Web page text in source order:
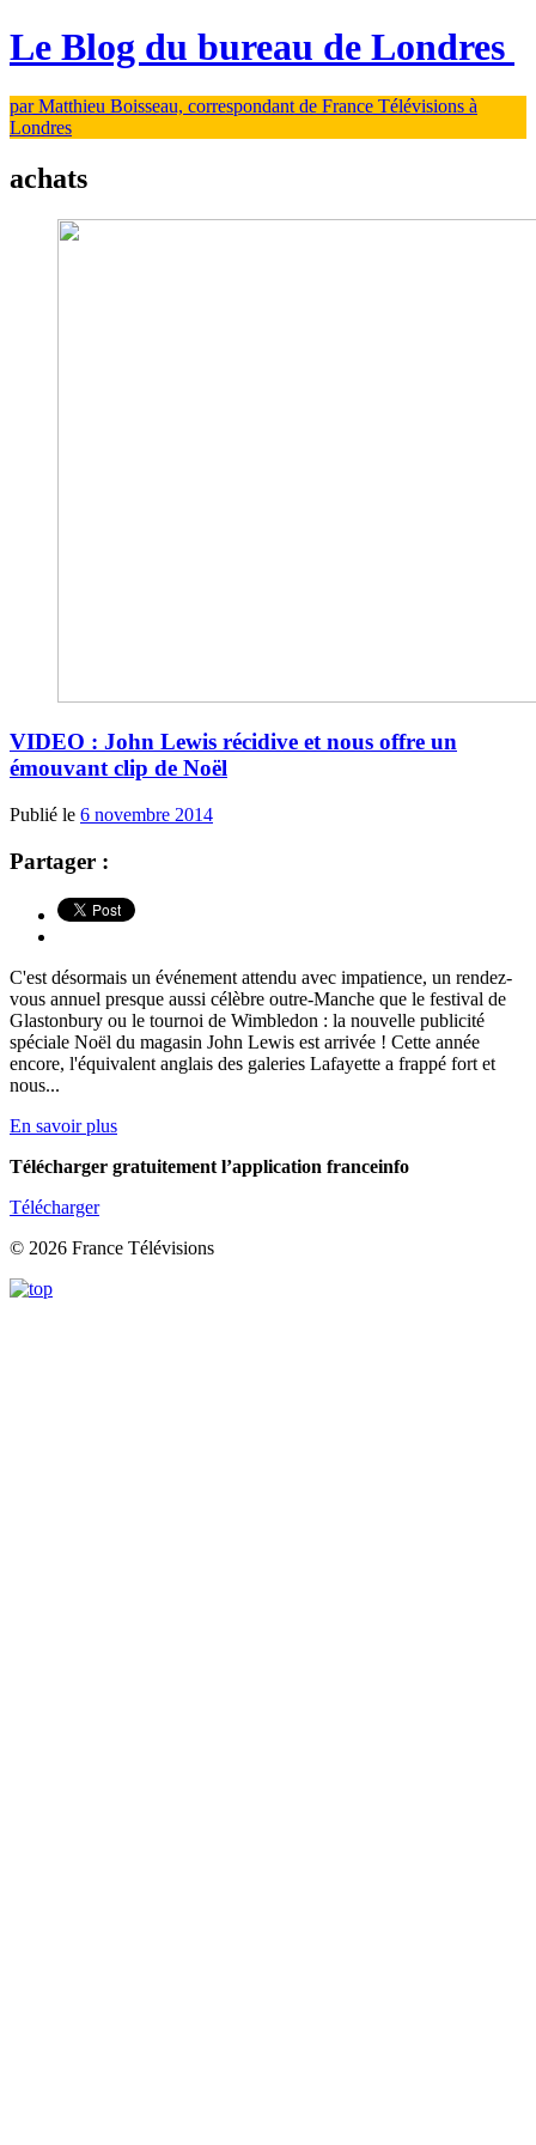
Le Blog du bureau de Londres
par Matthieu Boisseau, correspondant de France Télévisions à
Londres
achats
VIDEO : John Lewis récidive et nous offre un
émouvant clip de Noël
Publié le 6 novembre 2014
Partager :
C'est désormais un événement attendu avec impatience, un rendez-
vous annuel presque aussi célèbre outre-Manche que le festival de
Glastonbury ou le tournoi de Wimbledon : la nouvelle publicité
spéciale Noël du magasin John Lewis est arrivée ! Cette année
encore, l'équivalent anglais des galeries Lafayette a frappé fort et
nous...
En savoir plus
Télécharger gratuitement l’application franceinfo
Télécharger
© 2026 France Télévisions